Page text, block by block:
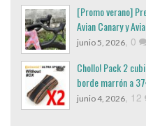
[Promo verano]
Avian Canary y
junio 5, 2026, 0
Chollo! Pack 2
borde marrón a
junio 4, 2026, 12